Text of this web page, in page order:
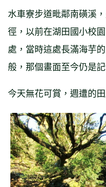
水車寮步道毗鄰南磺溪
徑，以前在湖田國小校
處，當時這處長滿海芋
般，那個畫面至今仍是
今天無花可賞，週遭的